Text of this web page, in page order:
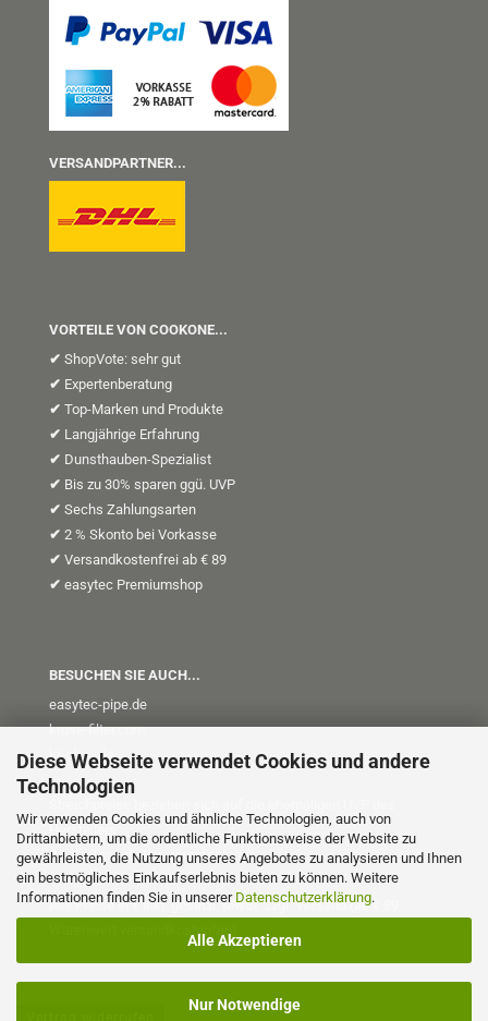
Diese Webseite verwendet Cookies und andere
Technologien
Wir verwenden Cookies und ähnliche Technologien, auch von
Drittanbietern, um die ordentliche Funktionsweise der Website zu
gewährleisten, die Nutzung unseres Angebotes zu analysieren und Ihnen
ein bestmögliches Einkaufserlebnis bieten zu können. Weitere
Informationen finden Sie in unserer Datenschutzerklärung.
Alle Akzeptieren
Nur Notwendige
VERSANDPARTNER...
VORTEILE VON COOKONE...
✔ ShopVote: sehr gut
✔ Expertenberatung
✔ Top-Marken und Produkte
✔ Langjährige Erfahrung
✔ Dunsthauben-Spezialist
✔ Bis zu 30% sparen ggü. UVP
✔ Sechs Zahlungsarten
✔ 2 % Skonto bei Vorkasse
✔ Versandkostenfrei ab € 89
✔ easytec Premiumshop
BESUCHEN SIE AUCH...
easytec-pipe.de
kruse-filter.com
kt-plus .de
Herstellers
(UVP = Unverb. Preisempfehlung)
Alle Preise in € inkl. gesetzl. MwSt. zzgl. Versand (ab € 89
Warenwert versandkostenfrei)